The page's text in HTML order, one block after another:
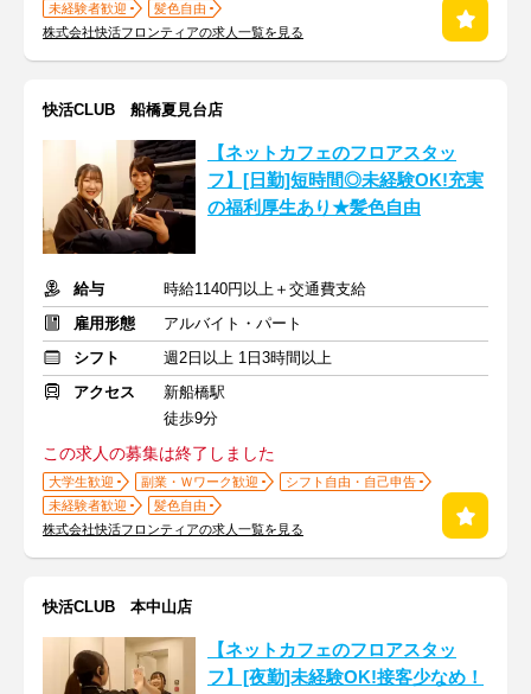
未経験者歓迎
髪色自由
株式会社快活フロンティアの求人一覧を見る
快活CLUB 船橋夏見台店
【ネットカフェのフロアスタッ
フ】[日勤]短時間◎未経験OK!充実
の福利厚生あり★髪色自由
給与
時給1140円以上＋交通費支給
雇用形態
アルバイト・パート
シフト
週2日以上 1日3時間以上
アクセス
新船橋駅
徒歩9分
この求人の募集は終了しました
大学生歓迎 副業・Ｗワーク歓迎
シフト自由・自己申告
未経験者歓迎
髪色自由
株式会社快活フロンティアの求人一覧を見る
快活CLUB 本中山店
【ネットカフェのフロアスタッ
フ】[夜勤]未経験OK!接客少なめ！